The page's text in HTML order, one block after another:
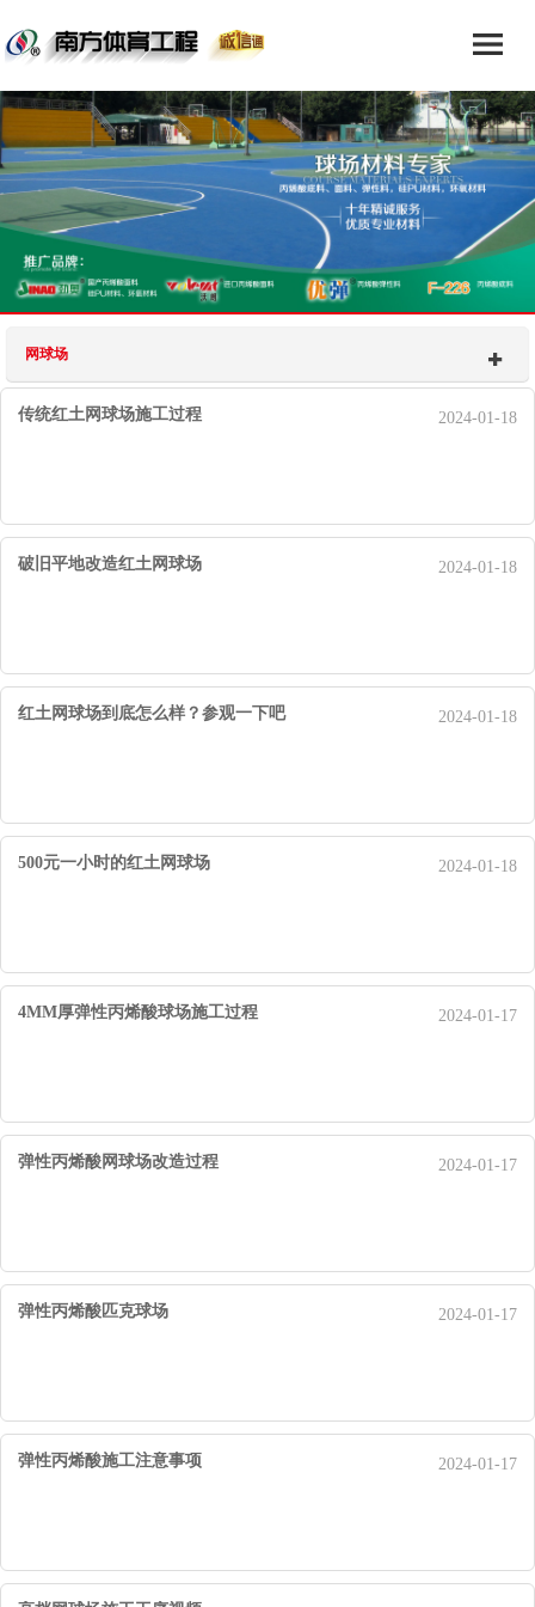
网球场
传统红土网球场施工过程 2024-01-18
破旧平地改造红土网球场 2024-01-18
红土网球场到底怎么样？参观一下吧 2024-01-18
500元一小时的红土网球场 2024-01-18
4MM厚弹性丙烯酸球场施工过程 2024-01-17
弹性丙烯酸网球场改造过程 2024-01-17
弹性丙烯酸匹克球场 2024-01-17
弹性丙烯酸施工注意事项 2024-01-17